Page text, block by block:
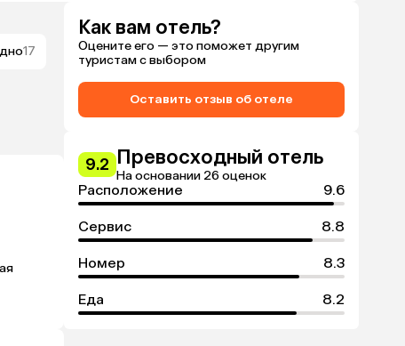
17
Как вам отель?
Оцените его — это поможет другим
туристам с выбором
Оставить отзыв об отеле
9.2 Превосходный отель
На основании 26 оценок
Расположение 9.6
Сервис 8.8
Номер 8.3
Еда 8.2